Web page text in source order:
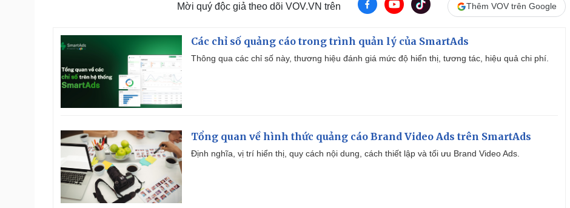
m
Mời quý độc giả theo dõi VOV.VN trên Thêm VOV trên Google
Các chỉ số quảng cáo trong trình quản lý của SmartAds
Thông qua các chỉ số này, thương hiệu đánh giá mức độ hiển thị, tương tác, hiệu quả chi phí.
Tổng quan về hình thức quảng cáo Brand Video Ads trên SmartAds
Định nghĩa, vị trí hiển thị, quy cách nội dung, cách thiết lập và tối ưu Brand Video Ads.